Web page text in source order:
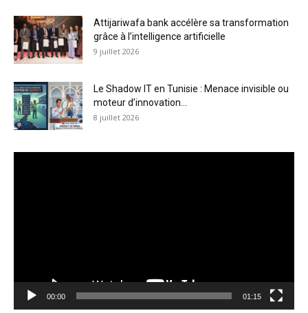
Attijariwafa bank accélère sa transformation
grâce à l’intelligence artificielle
9 juillet 2026
Le Shadow IT en Tunisie : Menace invisible ou
moteur d’innovation...
8 juillet 2026
00:00 01:15